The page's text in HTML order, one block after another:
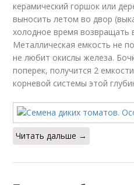
керамический горшок или
выносить летом во двор
холодное время возвращать
Металлическая емкость не
не любит окислы железа.
поперек, получится 2
корневой системы этой
Читать дальше →